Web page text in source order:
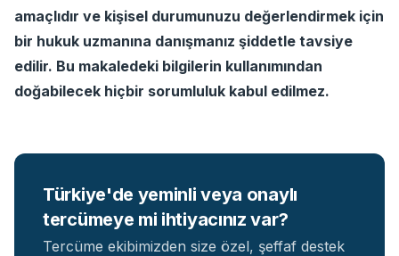
amaçlıdır ve kişisel durumunuzu değerlendirmek için
bir hukuk uzmanına danışmanız şiddetle tavsiye
edilir. Bu makaledeki bilgilerin kullanımından
doğabilecek hiçbir sorumluluk kabul edilmez.
Türkiye'de yeminli veya onaylı
tercümeye mi ihtiyacınız var?
Tercüme ekibimizden size özel, şeffaf destek